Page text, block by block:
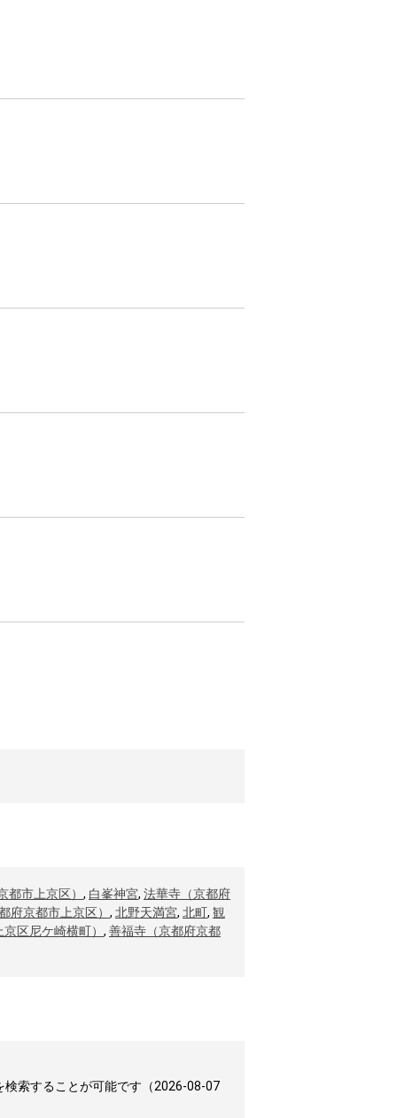
都市上京区） , 白峯神宮, 法華寺（京都府
府京都市上京区） , 北野天満宮, 北町, 観
区尼ケ崎横町） , 善福寺（京都府京都
索することが可能です（2026-08-07